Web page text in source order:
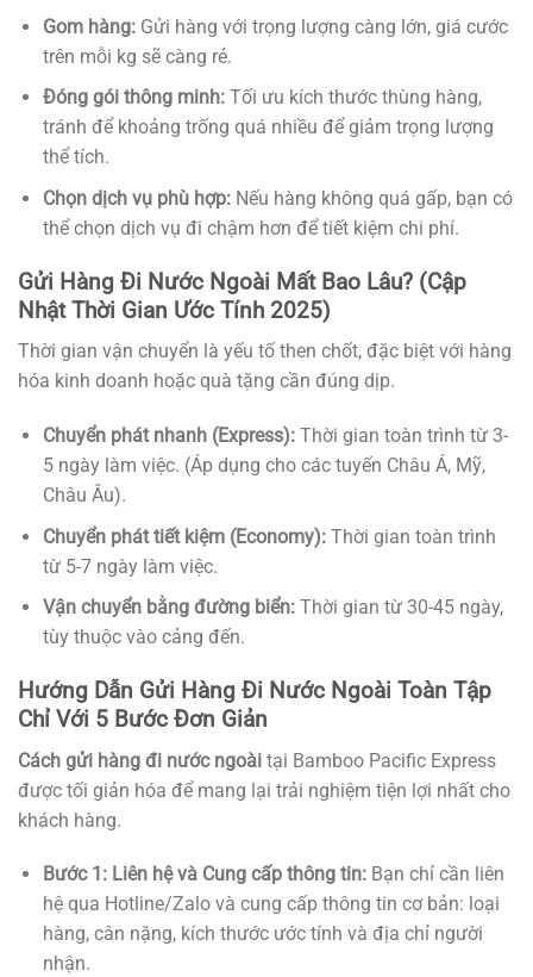
Gom hàng:Gửi hàng với trọng lượng càng lớn, giá cước
trên mỗi kg sẽ càng rẻ.
Đóng gói thông minh:Tối ưu kích thước thùng hàng,
tránh để khoảng trống quá nhiều để giảm trọng lượng
thể tích.
Chọn dịch vụ phù hợp:Nếu hàng không quá gấp, bạn có
thể chọn dịch vụ đi chậm hơn để tiết kiệm chi phí.
Gửi Hàng Đi Nước Ngoài Mất Bao Lâu? (Cập
Nhật Thời Gian Ước Tính 2025)
Thời gian vận chuyển là yếu tố then chốt, đặc biệt với hàng
hóa kinh doanh hoặc quà tặng cần đúng dịp.
Chuyển phát nhanh (Express):Thời gian toàn trình từ 3-
5 ngày làm việc. (Áp dụng cho các tuyến Châu Á, Mỹ,
Châu Âu).
Chuyển phát tiết kiệm (Economy):Thời gian toàn trình
từ 5-7 ngày làm việc.
Vận chuyển bằng đường biển:Thời gian từ 30-45 ngày,
tùy thuộc vào cảng đến.
Hướng Dẫn Gửi Hàng Đi Nước Ngoài Toàn Tập
Chỉ Với 5 Bước Đơn Giản
Cách gửi hàng đi nước ngoài tại Bamboo Pacific Express
được tối giản hóa để mang lại trải nghiệm tiện lợi nhất cho
khách hàng.
Bước 1: Liên hệ và Cung cấp thông tin:Bạn chỉ cần liên
hệ qua Hotline/Zalo và cung cấp thông tin cơ bản: loại
hàng, cân nặng, kích thước ước tính và địa chỉ người
nhận.